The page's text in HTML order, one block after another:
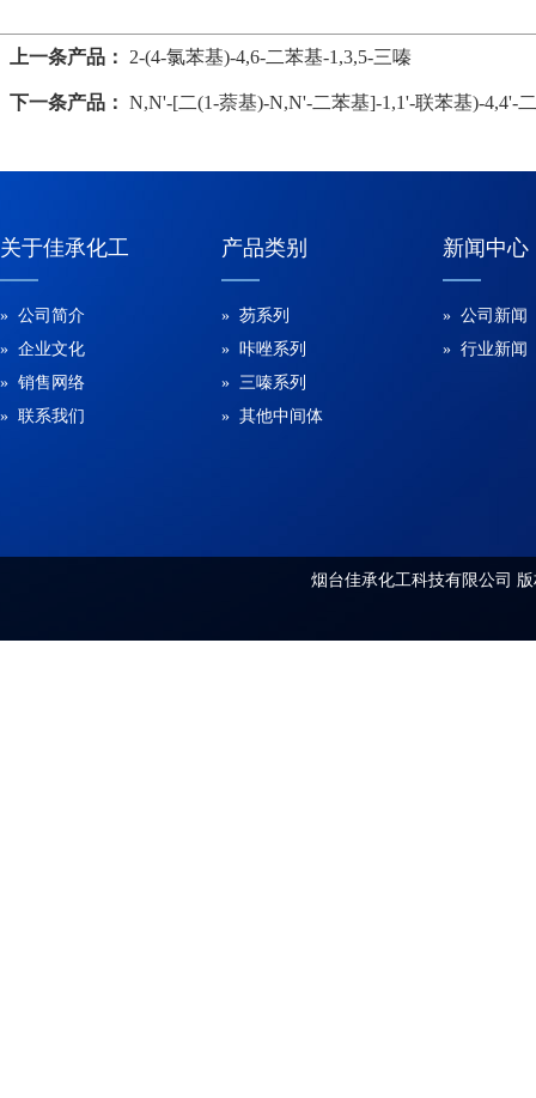
上一条产品： 2-(4-氯苯基)-4,6-二苯基-1,3,5-三嗪
下一条产品： N,N'-[二(1-萘基)-N,N'-二苯基]-1,1'-联苯基)-4,4'-
关于佳承化工
» 公司简介
» 企业文化
» 销售网络
» 联系我们
产品类别
» 芴系列
» 咔唑系列
» 三嗪系列
» 其他中间体
新闻中心
» 公司新闻
» 行业新闻
烟台佳承化工科技有限公司